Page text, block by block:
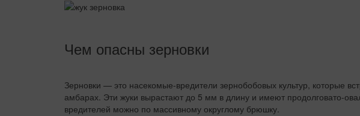
Чем опасны зерновки
Зерновки — это насекомые-вредители зернобобовых культур, которые
амбарах. Эти жуки вырастают до 5 мм в длину и имеют продолговато-
вредителей можно по массивному округлому брюшку.